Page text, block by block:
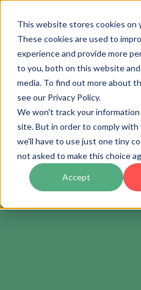
This website stores cookies on
These cookies are used to
experience and provide more
to you, both on this website
media. To find out more about
see our Privacy Policy.
We won't track your
site. But in order to comply
we'll have to use just one tiny
not asked to make this choice
Accept